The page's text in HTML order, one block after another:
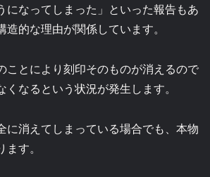
になってしまった」といった報告もあ
造的な理由が関係しています。
ことにより刻印そのものが消えるので
なるという状況が発生します。
に消えてしまっている場合でも、本物
す。